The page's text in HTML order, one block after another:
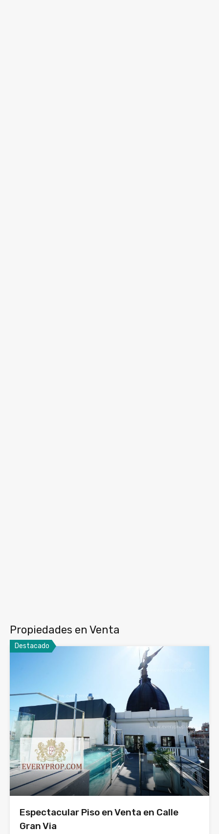
Propiedades en Venta
Destacado
Espectacular Piso en Venta en Calle
Gran Via